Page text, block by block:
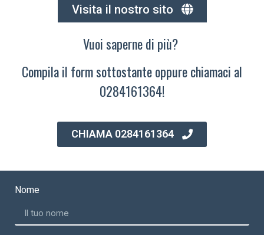
Visita il nostro sito
Vuoi saperne di più?
Compila il form sottostante oppure chiamaci al
0284161364!
CHIAMA 0284161364
Nome